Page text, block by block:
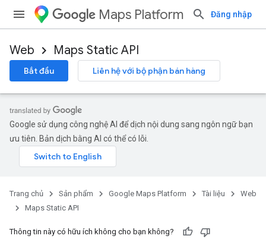
Maps Platform Đăng nhập
Web Maps Static API
Bắt đầu Liên hệ với bộ phận bán hàng
Google sử dụng công nghệ AI để dịch nội dung sang ngôn ngữ bạn
ưu tiên. Bản dịch bằng AI có thể có lỗi.
Trang chủ Sản phẩm Google Maps Platform Tài liệu
Web
Maps Static API
Thông tin này có hữu ích không cho bạn không?